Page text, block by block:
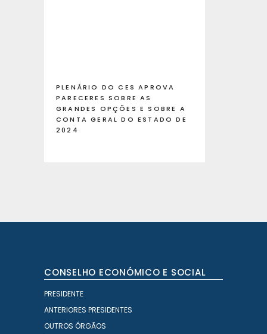
PLENÁRIO DO CES APROVA
PARECERES SOBRE AS
GRANDES OPÇÕES E SOBRE A
CONTA GERAL DO ESTADO DE
2024
CONSELHO ECONÓMICO E SOCIAL
PRESIDENTE
ANTERIORES PRESIDENTES
OUTROS ÓRGÃOS